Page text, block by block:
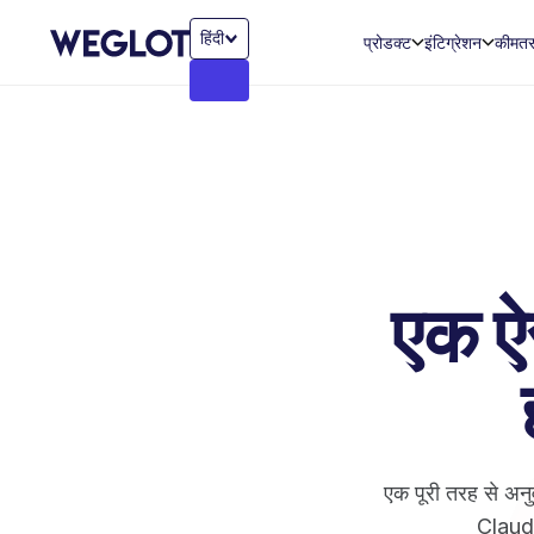
हिंदी प्रोडक्ट इंटिग्रेशन कीमत
एक
एक पूरी तरह से